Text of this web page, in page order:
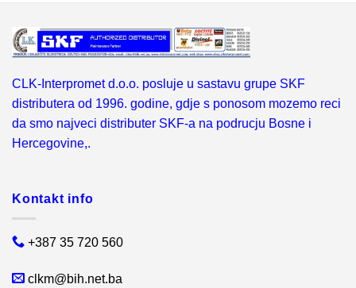
CLK-Interpromet d.o.o. posluje u sastavu grupe SKF
distributera od 1996. godine, gdje s ponosom mozemo reci
da smo najveci distributer SKF-a na podrucju Bosne i
Hercegovine,.
Kontakt info
+387 35 720 560
clkm@bih.net.ba